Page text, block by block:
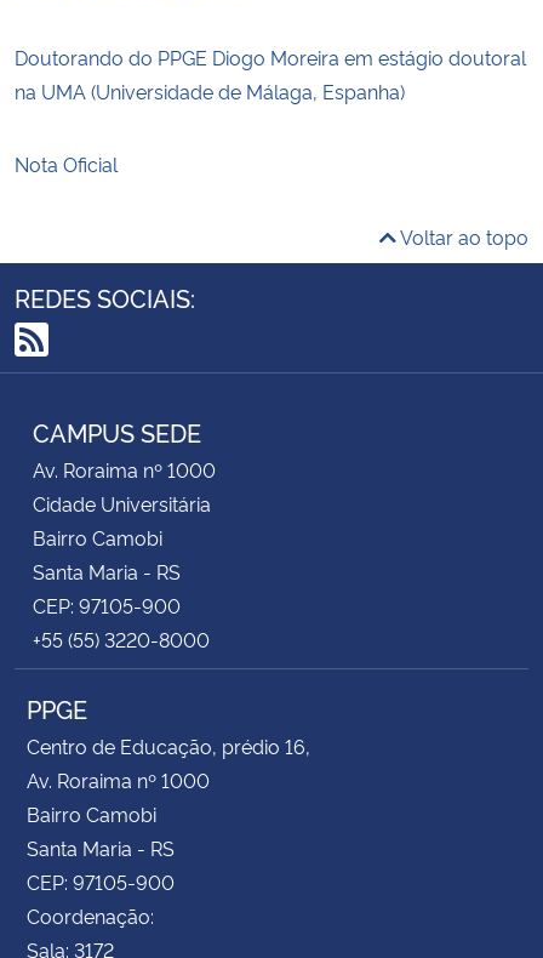
Doutorando do PPGE Diogo Moreira em estágio doutoral
na UMA (Universidade de Málaga, Espanha)
Nota Oficial
Voltar ao topo
REDES SOCIAIS:
RSS
CAMPUS SEDE
Av. Roraima nº 1000
Cidade Universitária
Bairro Camobi
Santa Maria - RS
CEP: 97105-900
+55 (55) 3220-8000
PPGE
Centro de Educação, prédio 16,
Av. Roraima nº 1000
Bairro Camobi
Santa Maria - RS
CEP: 97105-900
Coordenação:
Sala: 3172